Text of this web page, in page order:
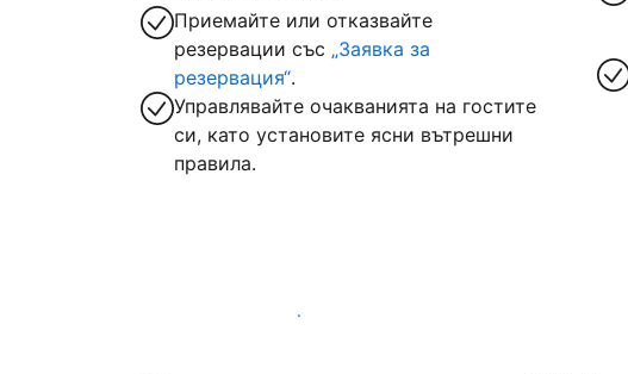
Приемайте или отказвайте
резервации със „Заявка за
резервация“.
Управлявайте очакванията на гостите
си, като установите ясни вътрешни
правила.
Посрещайте гости с нас днес